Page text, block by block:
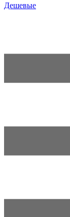
Дешевые